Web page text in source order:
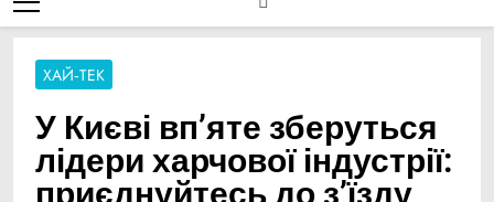
ХАЙ-ТЕК
У Києві вп’яте зберуться
лідери харчової індустрії:
приєднуйтесь до з’їзду